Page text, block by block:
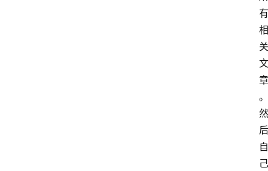
有
相
关
文
章
。
然
后
自
己